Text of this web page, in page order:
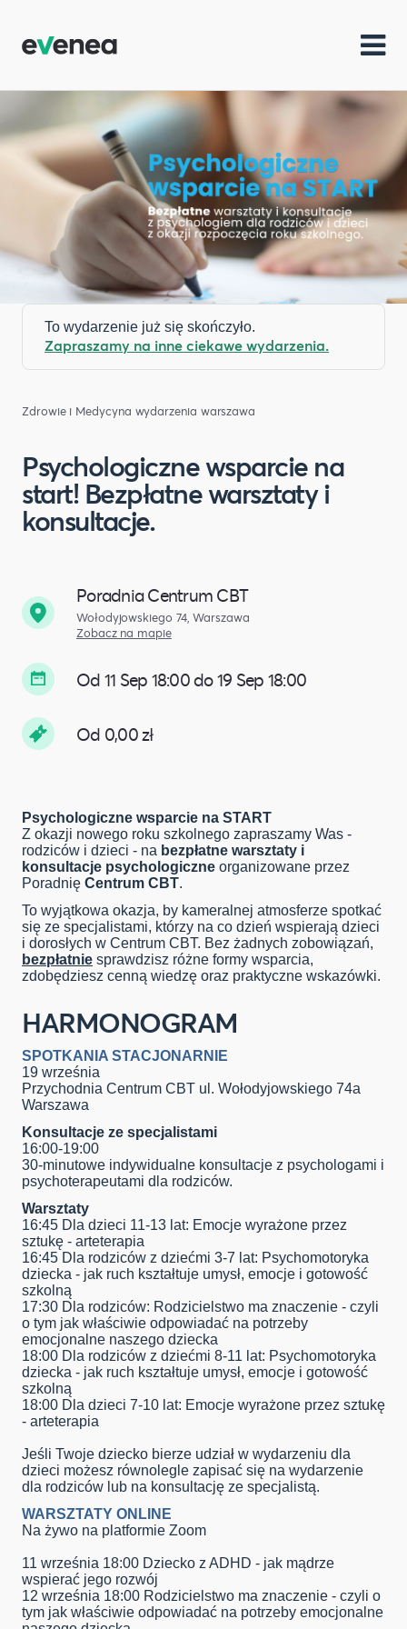
To wydarzenie już się skończyło.
Zapraszamy na inne ciekawe wydarzenia.
Zdrowie i Medycyna wydarzenia warszawa
Psychologiczne wsparcie na
start! Bezpłatne warsztaty i
konsultacje.
Poradnia Centrum CBT
Wołodyjowskiego 74, Warszawa
Zobacz na mapie
Od 11 Sep 18:00 do 19 Sep 18:00
Od 0,00 zł
Psychologiczne wsparcie na START
Z okazji nowego roku szkolnego zapraszamy Was -
rodziców i dzieci - na bezpłatne warsztaty i
konsultacje psychologiczne organizowane przez
Poradnię Centrum CBT.
To wyjątkowa okazja, by kameralnej atmosferze spotkać
się ze specjalistami, którzy na co dzień wspierają dzieci
i dorosłych w Centrum CBT. Bez żadnych zobowiązań,
bezpłatnie sprawdzisz różne formy wsparcia,
zdobędziesz cenną wiedzę oraz praktyczne wskazówki.
HARMONOGRAM
S POTKANIA STACJONARNIE
19 września
Przychodnia Centrum CBT ul. Wołodyjowskiego 74a
Warszawa
Konsultacje ze specjalistami
16:00-19:00
30-minutowe indywidualne konsultacje z psychologami i
psychoterapeutami dla rodziców.
Warsztaty
16:45 Dla dzieci 11-13 lat: Emocje wyrażone przez
sztukę - arteterapia
16:45 Dla rodziców z dziećmi 3-7 lat: Psychomotoryka
dziecka - jak ruch kształtuje umysł, emocje i gotowość
szkolną
17:30 Dla rodziców: Rodzicielstwo ma znaczenie - czyli
o tym jak właściwie odpowiadać na potrzeby
emocjonalne naszego dziecka
18:00 Dla rodziców z dziećmi 8-11 lat: Psychomotoryka
dziecka - jak ruch kształtuje umysł, emocje i gotowość
szkolną
18:00 Dla dzieci 7-10 lat: Emocje wyrażone przez sztukę
- arteterapia
Jeśli Twoje dziecko bierze udział w wydarzeniu dla
dzieci możesz równolegle zapisać się na wydarzenie
dla rodziców lub na konsultację ze specjalistą.
WARSZTATY ONLINE
Na żywo na platformie Zoom
11 września 18:00 Dziecko z ADHD - jak mądrze
wspierać jego rozwój
12 września 18:00 Rodzicielstwo ma znaczenie - czyli o
tym jak właściwie odpowiadać na potrzeby emocjonalne